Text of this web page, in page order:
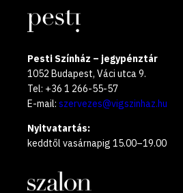
Pesti Színház – jegypénztár
1052 Budapest, Váci utca 9.
Tel: +36 1 266-55-57
E-mail: szervezes@vigszinhaz.hu
Nyitvatartás:
keddtől vasárnapig 15.00–19.00